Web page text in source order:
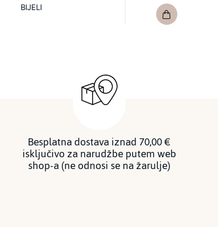
BIJELI
Besplatna dostava iznad 70,00 €
isključivo za narudžbe putem web
shop-a (ne odnosi se na žarulje)